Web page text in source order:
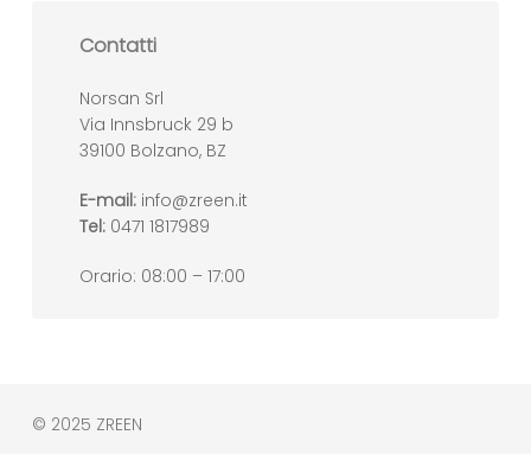
Contatti
Norsan Srl
Via Innsbruck 29 b
39100 Bolzano, BZ
E-mail: info@zreen.it
Tel: 0471 1817989
Orario: 08:00 – 17:00
© 2025 ZREEN